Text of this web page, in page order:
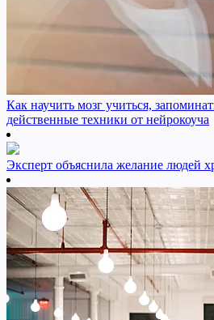
Как научить мозг учиться,
действенные техники от нейрокоуча
Эксперт объяснила желание людей